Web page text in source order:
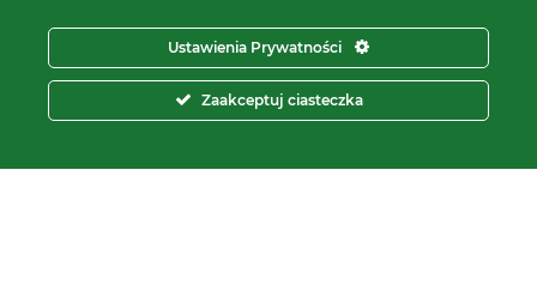
KRS:0000112800
pon – pt.8:00 – 16:00
Zaakceptuj ciasteczka
Ustawienia Prywatności